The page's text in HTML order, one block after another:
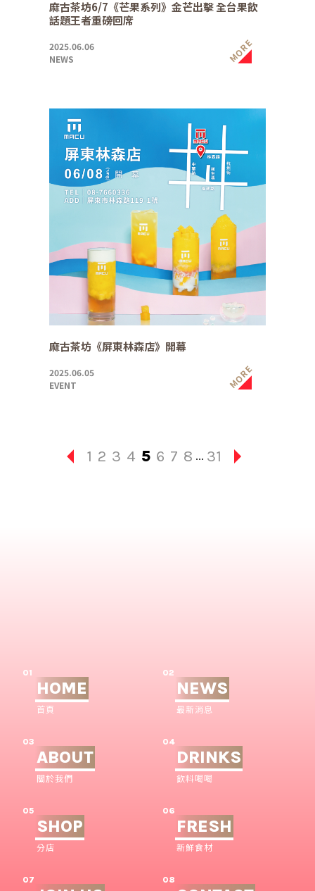
麻古茶坊6/7《芒果系列》金芒出擊 全台果飲
話題王者重磅回席
2025.06.06
NEWS
MORE
麻古茶坊《屏東林森店》開幕
2025.06.05
EVENT
MORE
1 2 3 4 5 6 7 8 ... 31
01
HOME
首頁
02
NEWS
最新消息
03
ABOUT
關於我們
04
DRINKS
飲料喝喝
05
SHOP
分店
06
FRESH
新鮮食材
07 08